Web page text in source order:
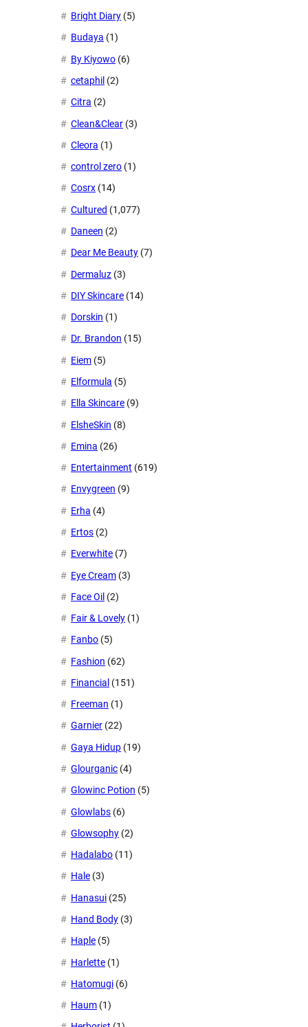
Bright Diary (5)
Budaya (1)
By Kiyowo (6)
cetaphil (2)
Citra (2)
Clean&Clear (3)
Cleora (1)
control zero (1)
Cosrx (14)
Cultured (1,077)
Daneen (2)
Dear Me Beauty (7)
Dermaluz (3)
DIY Skincare (14)
Dorskin (1)
Dr. Brandon (15)
Eiem (5)
Elformula (5)
Ella Skincare (9)
ElsheSkin (8)
Emina (26)
Entertainment (619)
Envygreen (9)
Erha (4)
Ertos (2)
Everwhite (7)
Eye Cream (3)
Face Oil (2)
Fair & Lovely (1)
Fanbo (5)
Fashion (62)
Financial (151)
Freeman (1)
Garnier (22)
Gaya Hidup (19)
Glourganic (4)
Glowinc Potion (5)
Glowlabs (6)
Glowsophy (2)
Hadalabo (11)
Hale (3)
Hanasui (25)
Hand Body (3)
Haple (5)
Harlette (1)
Hatomugi (6)
Haum (1)